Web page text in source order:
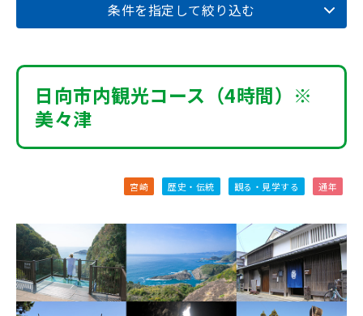
日向市内観光コース（4時間）※
美々津
宮崎 歴史・伝統 観る・見学する 通年
条件を指定して絞り込む